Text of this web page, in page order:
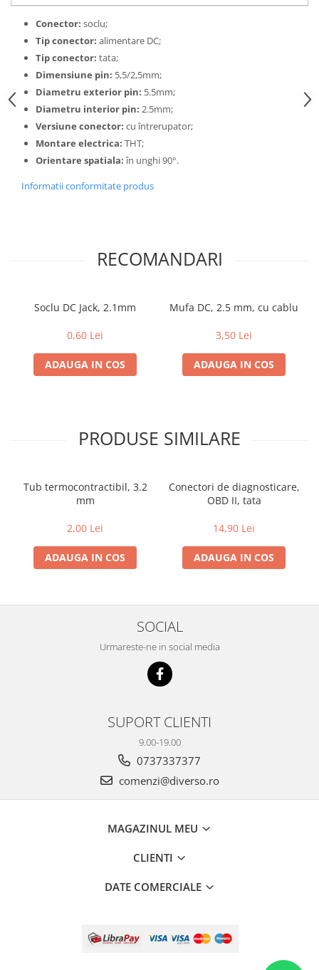
Conector: soclu;
Tip conector: alimentare DC;
Tip conector: tata;
Dimensiune pin: 5,5/2,5mm;
Diametru exterior pin: 5.5mm;
Diametru interior pin: 2.5mm;
Versiune conector: cu întrerupator;
Montare electrica: THT;
Orientare spatiala:în unghi 90°.
Informatii conformitate produs
RECOMANDARI
Soclu DC Jack, 2.1mm
0,60 Lei
ADAUGA IN COS
Mufa DC, 2.5 mm, cu cablu
3,50 Lei
ADAUGA IN COS
PRODUSE SIMILARE
Tub termocontractibil, 3.2
mm
2,00 Lei
ADAUGA IN COS
Conectori de diagnosticare,
OBD II, tata
14,90 Lei
ADAUGA IN COS
SOCIAL
Urmareste-ne in social media
SUPORT CLIENTI
9.00-19.00
0737337377
comenzi@diverso.ro
MAGAZINUL MEU
CLIENTI
DATE COMERCIALE